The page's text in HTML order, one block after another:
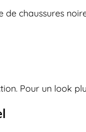
de chaussures
Pour un look